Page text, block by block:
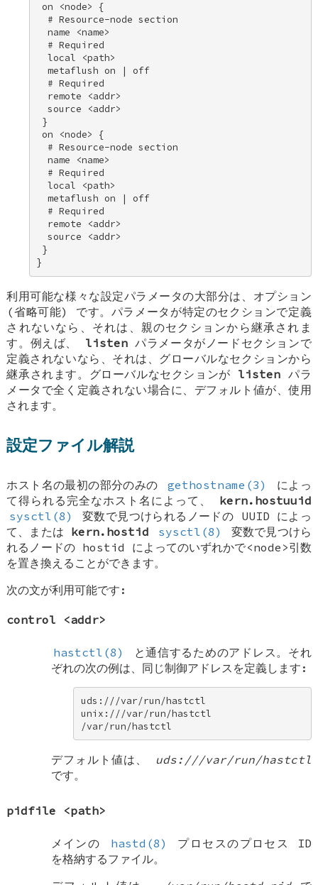
on <node> {
  # Resource-node section
  name <name>
  # Required
  local <path>
  metaflush on | off
  # Required
  remote <addr>
  source <addr>
}
on <node> {
  # Resource-node section
  name <name>
  # Required
  local <path>
  metaflush on | off
  # Required
  remote <addr>
  source <addr>
}
}
利用可能な様々な設定パラメータの大部分は、オプション
(省略可能) です。パラメータが特定のセクションで定義
されないなら、それは、親のセクションから継承されま
す。例えば、 listenパラメータがノードセクションで
定義されないなら、それは、グローバルなセクションから
継承されます。グローバルなセクションが listen パラ
メータで全く定義されない場合に、デフォルト値が、使用
されます。
設定ファイル解説
ホスト名の最初の部分のみの gethostname(3)
によっ
て得られる完全なホスト名によって、 kern.hostuuid
sysctl(8)
変数で見つけられるノードの UUID によっ
て、または kern.hostid sysctl(8)
変数で見つけら
れるノードの hostid によってのいずれかで<node>引数
を置き換えることができます。
次の文が利用可能です:
control <addr>
hastctl(8)
と通信するためのアドレス。それ
ぞれの次の例は、同じ制御アドレスを定義します:
uds:///var/run/hastctl
unix:///var/run/hastctl
/var/run/hastctl
デフォルト値は、 uds:///var/run/hastctl
です。
pidfile <path>
メインの hastd(8)
プロセスのプロセス ID
を格納するファイル。